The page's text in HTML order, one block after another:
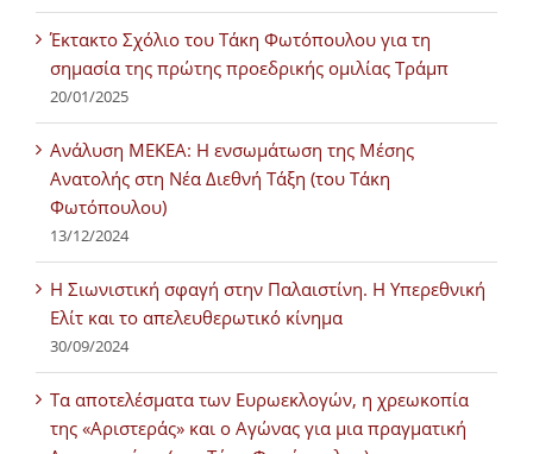
Έκτακτο Σχόλιο του Τάκη Φωτόπουλου για τη
σημασία της πρώτης προεδρικής ομιλίας Τράμπ
20/01/2025
Ανάλυση ΜΕΚΕΑ: Η ενσωμάτωση της Μέσης
Ανατολής στη Νέα Διεθνή Τάξη (του Τάκη
Φωτόπουλου)
13/12/2024
Η Σιωνιστική σφαγή στην Παλαιστίνη. Η Υπερεθνική
Ελίτ και το απελευθερωτικό κίνημα
30/09/2024
Τα αποτελέσματα των Ευρωεκλογών, η χρεωκοπία
της «Αριστεράς» και ο Αγώνας για μια πραγματική